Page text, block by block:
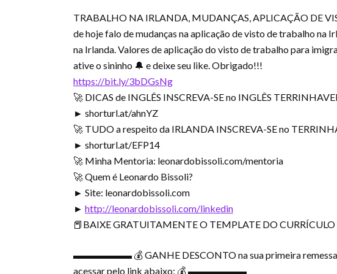
TRABALHO NA IRLANDA, MUDANÇAS, APLICAÇÃO DE
de hoje falo de mudanças na aplicação de visto de trabalho na
na Irlanda. Valores de aplicação do visto de trabalho para
ative o sininho 🔔 e deixe seu like. Obrigado!!!
https://bit.ly/3bDGsNg
🚀 DICAS de INGLÊS INSCREVA-SE no INGLÊS
► shorturl.at/ahnYZ
🚀 TUDO a respeito da IRLANDA INSCREVA-SE no
► shorturl.at/EFP14
🚀 Minha Mentoria: leonardobissoli.com/mentoria
🚀 Quem é Leonardo Bissoli?
► Site: leonardobissoli.com
► http://leonardobissoli.com/linkedin
📕BAIXE GRATUITAMENTE O TEMPLATE DO
▬▬▬▬▬▬ 💰 GANHE DESCONTO na sua primeira remessa
acessar pelo link abaixo: 💰 ▬▬▬▬▬▬